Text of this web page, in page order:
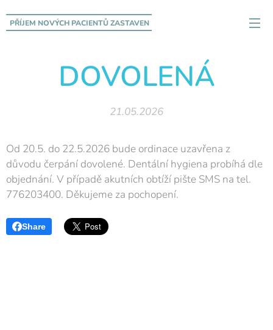
PŘÍJEM NOVÝCH PACIENTŮZASTAVEN
DOVOLENÁ
21.05.2026
Od 20.5. do 22.5.2026 bude ordinace uzavřena z
důvodu čerpání dovolené. Dentální hygiena probíhá dle
objednání. V případě akutních obtíží pište SMS na tel.
776203400. Děkujeme za pochopení.
Share